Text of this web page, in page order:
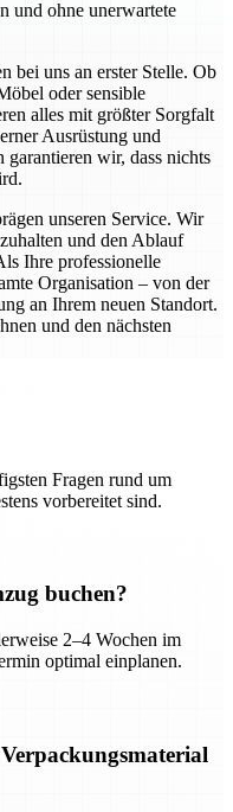
und ohne unerwartete
bei uns an erster Stelle. Ob
oder sensible
alles mit größter Sorgfalt
Ausrüstung und
garantieren wir, dass nichts
unseren Service. Wir
und den Ablauf
Ihre professionelle
Organisation – von der
an Ihrem neuen Standort.
und den nächsten
Fragen rund um
vorbereitet sind.
buchen?
2–4 Wochen im
optimal einplanen.